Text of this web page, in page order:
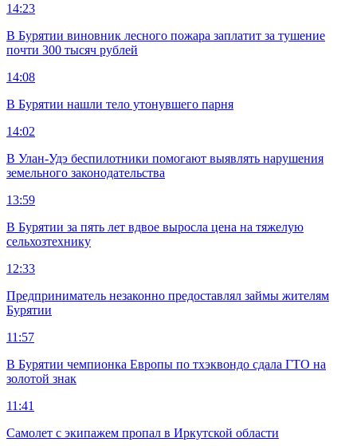
14:23
В Бурятии виновник лесного пожара заплатит за тушение
почти 300 тысяч рублей
14:08
В Бурятии нашли тело утонувшего парня
14:02
В Улан-Удэ беспилотники помогают выявлять нарушения
земельного законодательства
13:59
В Бурятии за пять лет вдвое выросла цена на тяжелую
сельхозтехнику
12:33
Предприниматель незаконно предоставлял займы жителям
Бурятии
11:57
В Бурятии чемпионка Европы по тхэквондо сдала ГТО на
золотой знак
11:41
Самолет с экипажем пропал в Иркутской области